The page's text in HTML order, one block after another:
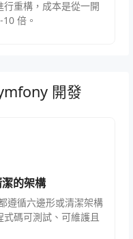
重構，成本是從一開
倍。
開發
的架構
遵循六邊形或清潔架構
碼可測試、可維護且